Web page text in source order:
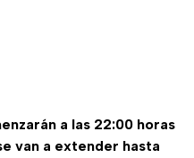
a las 22:00 horas
van a extender hasta